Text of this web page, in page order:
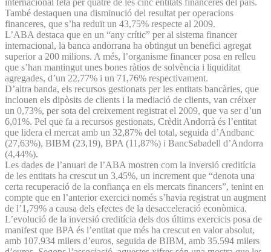
També destaquen una disminució del resultat per operacions
financeres, que s’ha reduït un 43,75% respecte al 2009.
L’ABA destaca que en un “any crític” per al sistema financer
internacional, la banca andorrana ha obtingut un benefici agregat
superior a 200 milions. A més, l’organisme financer posa en relleu
que s’han mantingut unes bones ràtios de solvència i liquiditat
agregades, d’un 22,77% i un 71,76% respectivament.
D’altra banda, els recursos gestionats per les entitats bancàries, que
inclouen els dipòsits de clients i la mediació de clients, van créixer
un 0,73%, per sota del creixement registrat el 2009, que va ser d’un
6,01%. Pel que fa a recursos gestionats, Crèdit Andorrà és l’entitat
que lidera el mercat amb un 32,87% del total, seguida d’Andbanc
(27,63%), BIBM (23,19), BPA (11,87%) i BancSabadell d’Andorra
(4,44%).
Les dades de l’anuari de l’ABA mostren com la inversió creditícia
de les entitats ha crescut un 3,45%, un increment que “denota una
certa recuperació de la confiança en els mercats financers”, tenint en
compte que en l’anterior exercici només s’havia registrat un augment
de l’1,79% a causa dels efectes de la desacceleració econòmica.
L’evolució de la inversió creditícia dels dos últims exercicis posa de
manifest que BPA és l’entitat que més ha crescut en valor absolut,
amb 107.934 milers d’euros, seguida de BIBM, amb 35.594 milers